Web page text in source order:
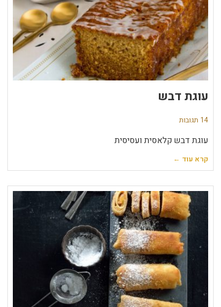
עוגת דבש
14 תגובות
עוגת דבש קלאסית ועסיסית
קרא עוד ←